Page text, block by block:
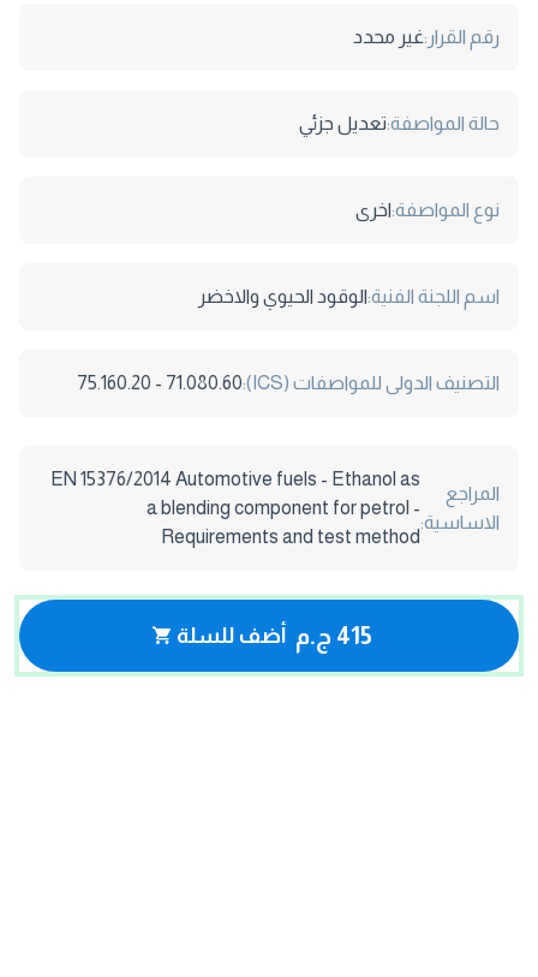
رقم القرار:غير محدد
حالة المواصفة:تعديل جزئي
نوع المواصفة:اخرى
اسم اللجنة الفنية:الوقود الحيوي والاخضر
التصنيف الدولى للمواصفات (ICS): 71.080.60 - 75.160.20
المراجع
الاساسية:
EN 15376/2014 Automotive fuels - Ethanol as
a blending component for petrol -
Requirements and test method
415 ج.م أضف للسلة